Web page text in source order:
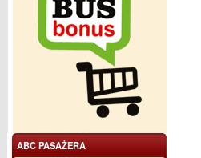
ABC PASAŻERA